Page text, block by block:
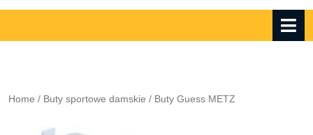
Account
cart
Home / Buty sportowe damskie / Buty Guess METZ